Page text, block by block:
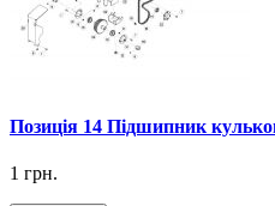
Позиція 14 Підшипник
1 грн.